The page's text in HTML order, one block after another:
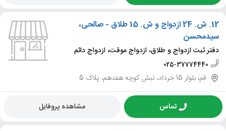
12.
ش. 24 ازدواج و ش. 15 طلاق - صالحی،
سیدمحسن
دفتر ثبت ازدواج و طلاق، ازدواج موقت، ازدواج دائم
025-37774440
قم، بلوار 15 خرداد، نبش کوچه هفدهم، پلاک 5
تماس مشاهده پروفایل